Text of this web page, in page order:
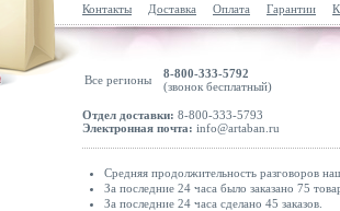
Контакты Доставка Оплата Гарантии
Все регионы
8-800-333-5792
(звонок бесплатный)
Отдел доставки: 8-800-333-5793
Электронная почта: info@artaban.ru
Средняя продолжительность разговоров
За последние 24 часа было заказано 75
За последние 24 часа сделано 45 заказов.